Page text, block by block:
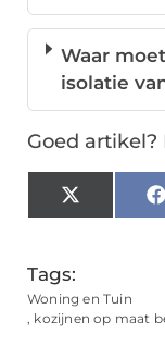
Waar
isolatie
Goed
X
(Twitter)
Tags:
Woning en Tuin
, kozijnen op maat